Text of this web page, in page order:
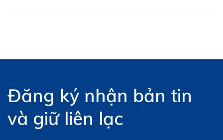
Đăng ký nhận bản tin
và giữ liên lạc